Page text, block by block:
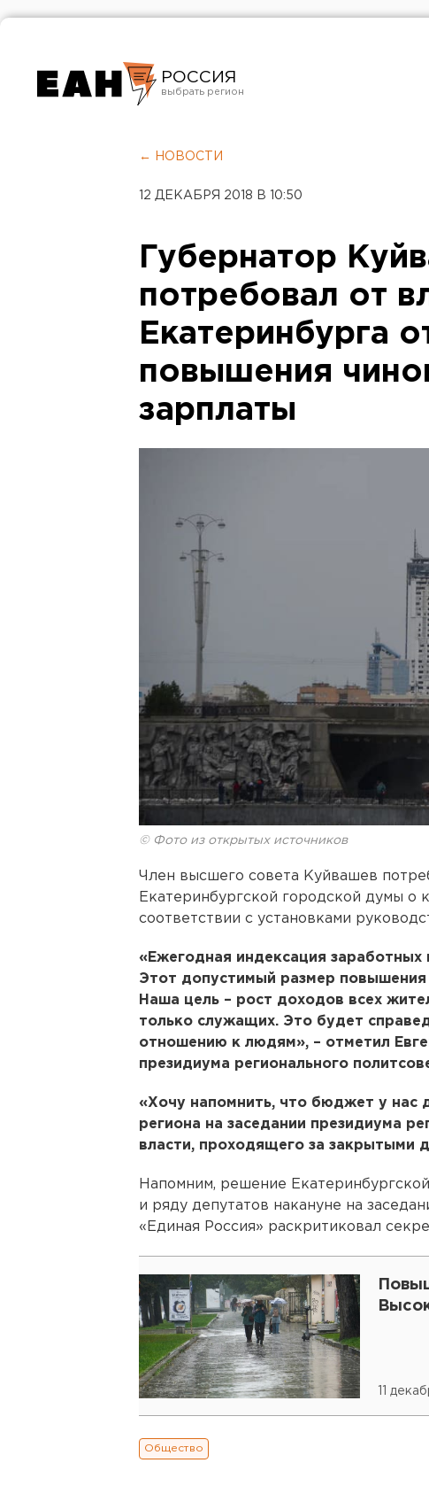
РОССИЯ
Челябинск
← НОВОСТИ
12 ДЕКАБРЯ 2018 В 10:50
Губернатор
потребовал от
Екатеринбурга
повышения
зарплаты
© Фото из открытых источников
Член высшего совета Куйвашев
Екатеринбургской городской думы о
соответствии с установками
«Ежегодная индексация заработных
Этот допустимый размер повышения
Наша цель – рост доходов всех
только служащих. Это будет
отношению к людям», – отметил
президиума регионального
«Хочу напомнить, что бюджет у нас
региона на заседании президиума
власти, проходящего за закрытыми
Напомним, решение
и ряду депутатов накануне на
«Единая Россия» раскритиковал
11
Общество